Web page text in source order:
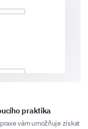
the statement
school
praktika
vám umožňuje získat